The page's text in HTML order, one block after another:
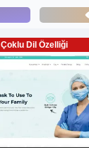
Çoklu Dil Özelliği